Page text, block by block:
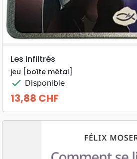
Les Infiltrés
jeu [boîte métal]
check Disponible
Prix
13,88 CHF